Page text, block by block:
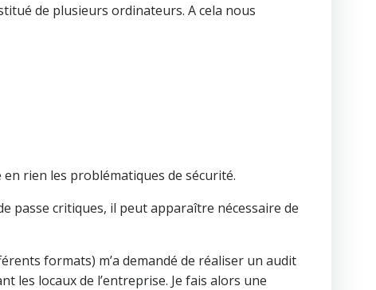
de plusieurs ordinateurs. A cela nous
rien les problématiques de sécurité.
passe critiques, il peut apparaître nécessaire de
formats) m’a demandé de réaliser un audit
les locaux de l’entreprise. Je fais alors une